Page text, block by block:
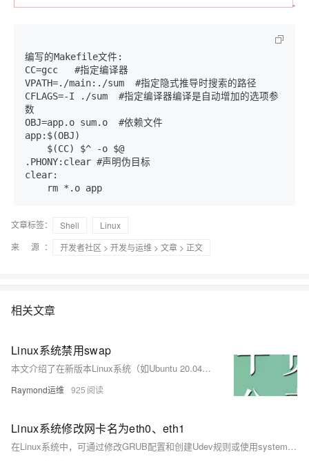
编写的Makefile文件:
CC=gcc   #指定编译器
VPATH=./main:./sum  #指定隐式推导时搜索的路径
CFLAGS=-I ./sum  #指定编译器编译是自动增加的选项参
数
OBJ=app.o sum.o  #依赖文件
app:$(OBJ)
.PHONY:clear #声明伪目标
clear:
    rm *.o app
文章标签： Shell
Linux
来 源：
开发者社区 > 开发与运维 > 文章 > 正文
相关文章
Linux系统禁用swap
本文介绍了在新版本Linux系统（如Ubuntu 20.04+、CentOS Stream、openEuler等）中禁用swap的两种方法。传统通过注释/etc/fstab中swap行的方式已失效，现需使用systemd管理swap.target服务或在/etc/fstab中添加noauto参数实现禁用。方法1通过屏蔽swap.target适用于新版系统，方法2通过修改fstab挂载选项更通用，兼容所有系统。
Raymond运维 925
Linux系统修改网卡名为eth0、eth1
在Linux系统中，可通过修改GRUB配置和创建Udev规则或使用systemd链接文件，将网卡名改为`eth0`、`eth1`等传统命名方式，适用于多种发行版并支持多网卡配置。